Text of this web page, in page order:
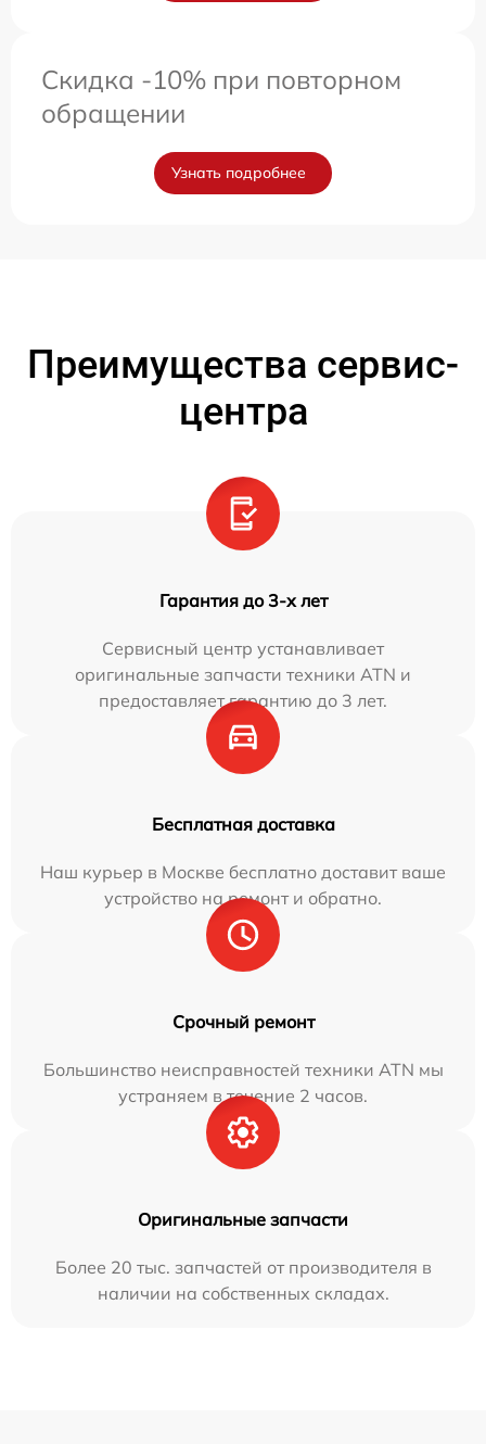
Скидка -10% при повторном
обращении
Узнать подробнее
Преимущества сервис-
центра
Гарантия до 3-х лет
Сервисный центр устанавливает
оригинальные запчасти техники ATN и
предоставляет гарантию до 3 лет.
Бесплатная доставка
Наш курьер в Москве бесплатно доставит ваше
устройство на ремонт и обратно.
Срочный ремонт
Большинство неисправностей техники ATN мы
устраняем в течение 2 часов.
Оригинальные запчасти
Более 20 тыс. запчастей от производителя в
наличии на собственных складах.